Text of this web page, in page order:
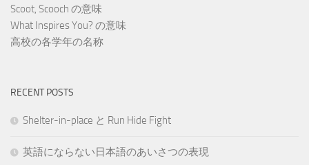
Scoot, Scooch の意味
What Inspires You? の意味
高校の各学年の名称
RECENT POSTS
Shelter-in-place と Run Hide Fight
英語にならない日本語のあいさつの表現